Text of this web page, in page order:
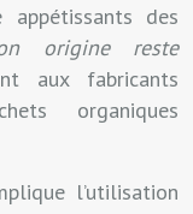
appétissants des
origine reste
aux fabricants
organiques
l’utilisation